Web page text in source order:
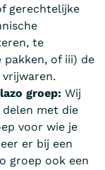
gerechtelijke
te
pakken, of iii) de
groep: Wij
delen met die
voor wie je
er bij een
groep ook een